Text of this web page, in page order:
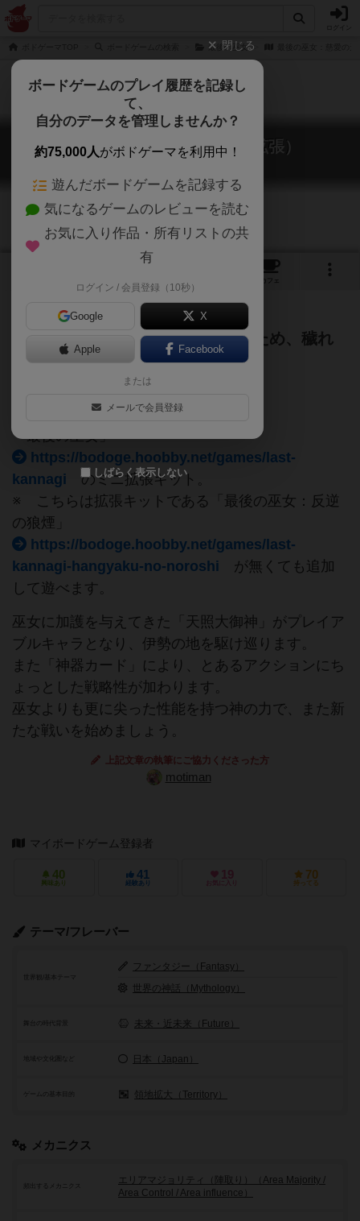
最後の巫女
最後の巫女：慈愛の天照（拡張）
The Last Kannagi: Jiai no Amaterasu
カフェ
天照大御神、神の存在意義を守るため、穢れ
多き伊勢の地に降り立つ。
「最後の巫女」
https://bodoge.hoobby.net/games/last-
kannagi のミニ拡張キット。
※ こちらは拡張キットである「最後の巫女：反逆
の狼煙」
https://bodoge.hoobby.net/games/last-
kannagi-hangyaku-no-noroshi が無くても追加
して遊べます。
巫女に加護を与えてきた「天照大御神」がプレイア
ブルキャラとなり、伊勢の地を駆け巡ります。
また「神器カード」により、とあるアクションにち
ょっとした戦略性が加わります。
巫女よりも更に尖った性能を持つ神の力で、また新
たな戦いを始めましょう。
上記文章の執筆にご協力くださった方
motiman
マイボードゲーム登録者
40
興味あり
41
経験あり
19
お気に入り
70
持ってる
テーマ/フレーバー
世界観/基本テーマ
ファンタジー（Fantasy）
世界の神話（Mythology）
舞台の時代背景 未来・近未来（Future）
地域や文化圏など 日本（Japan）
ゲームの基本目的 領地拡大（Territory）
メカニクス
頻出するメカニクス
エリアマジョリティ（陣取り）（Area Majority /
Area Control / Area influence）
閉じる
ボードゲームのプレイ履歴を記録し
て、
自分のデータを管理しませんか？
約75,000人がボドゲーマを利用中！
遊んだボードゲームを記録する
気になるゲームのレビューを読む
お気に入り作品・所有リストの共
有
ログイン / 会員登録（10秒）
Google X
Apple Facebook
または
メールで会員登録
しばらく表示しない